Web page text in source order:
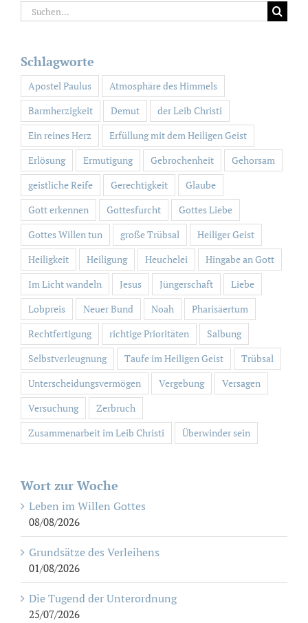
Suche
nach:
Schlagworte
Apostel Paulus
Atmosphäre des Himmels
Barmherzigkeit
Demut
der Leib Christi
Ein reines Herz
Erfüllung mit dem Heiligen Geist
Erlösung
Ermutigung Gebrochenheit
Gehorsam
geistliche Reife
Gerechtigkeit
Glaube
Gott erkennen
Gottesfurcht
Gottes Liebe
Gottes Willen tun
große Trübsal
Heiliger Geist
Heiligkeit
Heiligung Heuchelei
Hingabe an Gott
Im Licht wandeln
Jesus Jüngerschaft
Liebe
Lobpreis
Neuer Bund Noah
Pharisäertum
Rechtfertigung
richtige Prioritäten
Salbung
Selbstverleugnung
Taufe im Heiligen Geist
Trübsal
Unterscheidungsvermögen
Vergebung
Versagen
Versuchung
Zerbruch
Zusammenarbeit im Leib Christi
Überwinder sein
Wort zur Woche
Leben im Willen Gottes
08/08/2026
Grundsätze des Verleihens
01/08/2026
Die Tugend der Unterordnung
25/07/2026